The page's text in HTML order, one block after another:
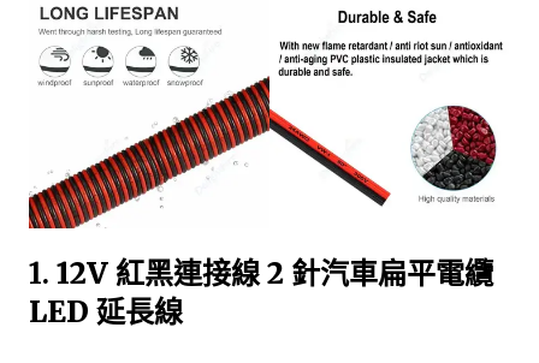
1. 12V 紅黑連接線 2 針汽車扁平電纜
LED 延長線